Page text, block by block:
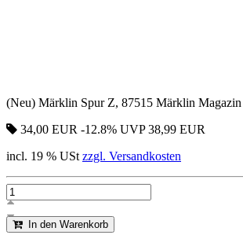
(Neu) Märklin Spur Z, 87515 Märklin Magazin
34,00 EUR -12.8% UVP 38,99 EUR
incl. 19 % USt zzgl. Versandkosten
In den Warenkorb